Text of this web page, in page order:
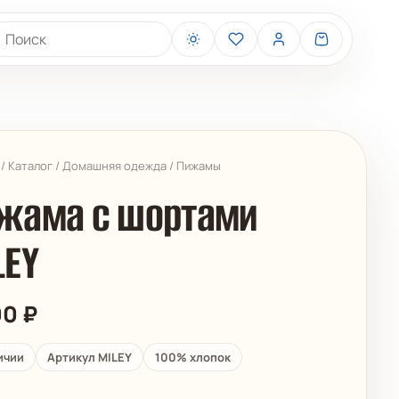
товаров
/ Каталог /Домашняя одежда / Пижамы
с шортами
₽
Артикул MILEY 100% хлопок